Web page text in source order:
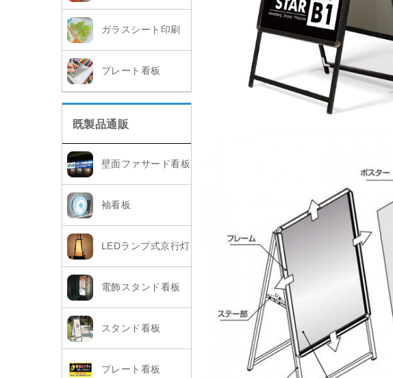
ガラスシート印刷
プレート看板
既製品通販
壁面ファサード看板
袖看板
LEDランプ式京行灯
電飾スタンド看板
スタンド看板
プレート看板